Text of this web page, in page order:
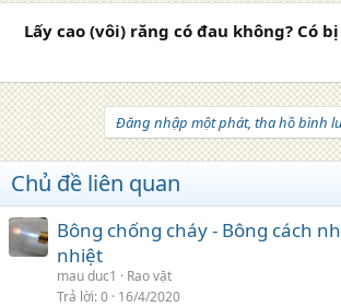
Lấy cao (vôi) răng có đau không? Có
Đăng nhập một phát, tha hồ bình
Chủ đề liên quan
Bông chống cháy - Bông cách
nhiệt
mau duc1
Rao vặt
Trả lời 0 16/4/2020